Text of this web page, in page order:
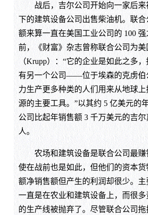
战后，吉尔公司开始向一家后来
下的建筑设备公司出售柴油机。联
额来算一直在美国工业公司的 100
前，《财富》杂志曾称联合公司为美
（Krupp）：“它的企业是如此之多
有另一个公司——位于埃森的克虏
力生产更多种类的人们用来从地球
源的主要工具。”以其约 5 亿美元的
公司比起年销售额 3 千万美元的吉
人。
农场和建筑设备是联合公司最赚
使在战前也是如此，但他们的资本货
额净销售额但产生的利润却很少。
一直是在农业和建筑设备上，而很
的生产线被抛弃了。尽管联合公司